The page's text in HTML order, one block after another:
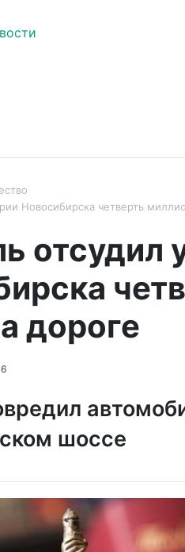
Новосибирска четверть
отсудил
дороге
шоссе